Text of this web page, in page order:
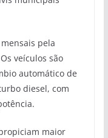
pela
veículos são
automático de
diesel, com
maior